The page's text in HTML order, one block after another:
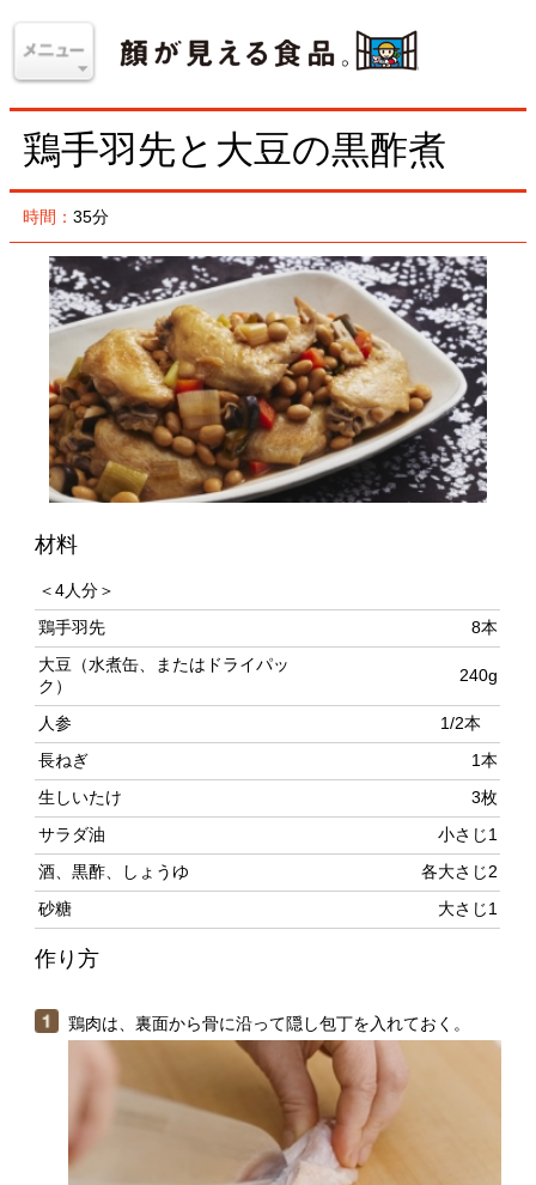
鶏手羽先と大豆の黒酢煮
時間：35分
材料
鶏手羽先
大豆（水煮缶、またはドライパッ
ク）
長ねぎ
生しいたけ 3枚
サラダ油 小さじ1
酒、黒酢、しょうゆ
砂糖
作り方
鶏肉は、裏面から骨に沿って隠し包丁を入れておく。